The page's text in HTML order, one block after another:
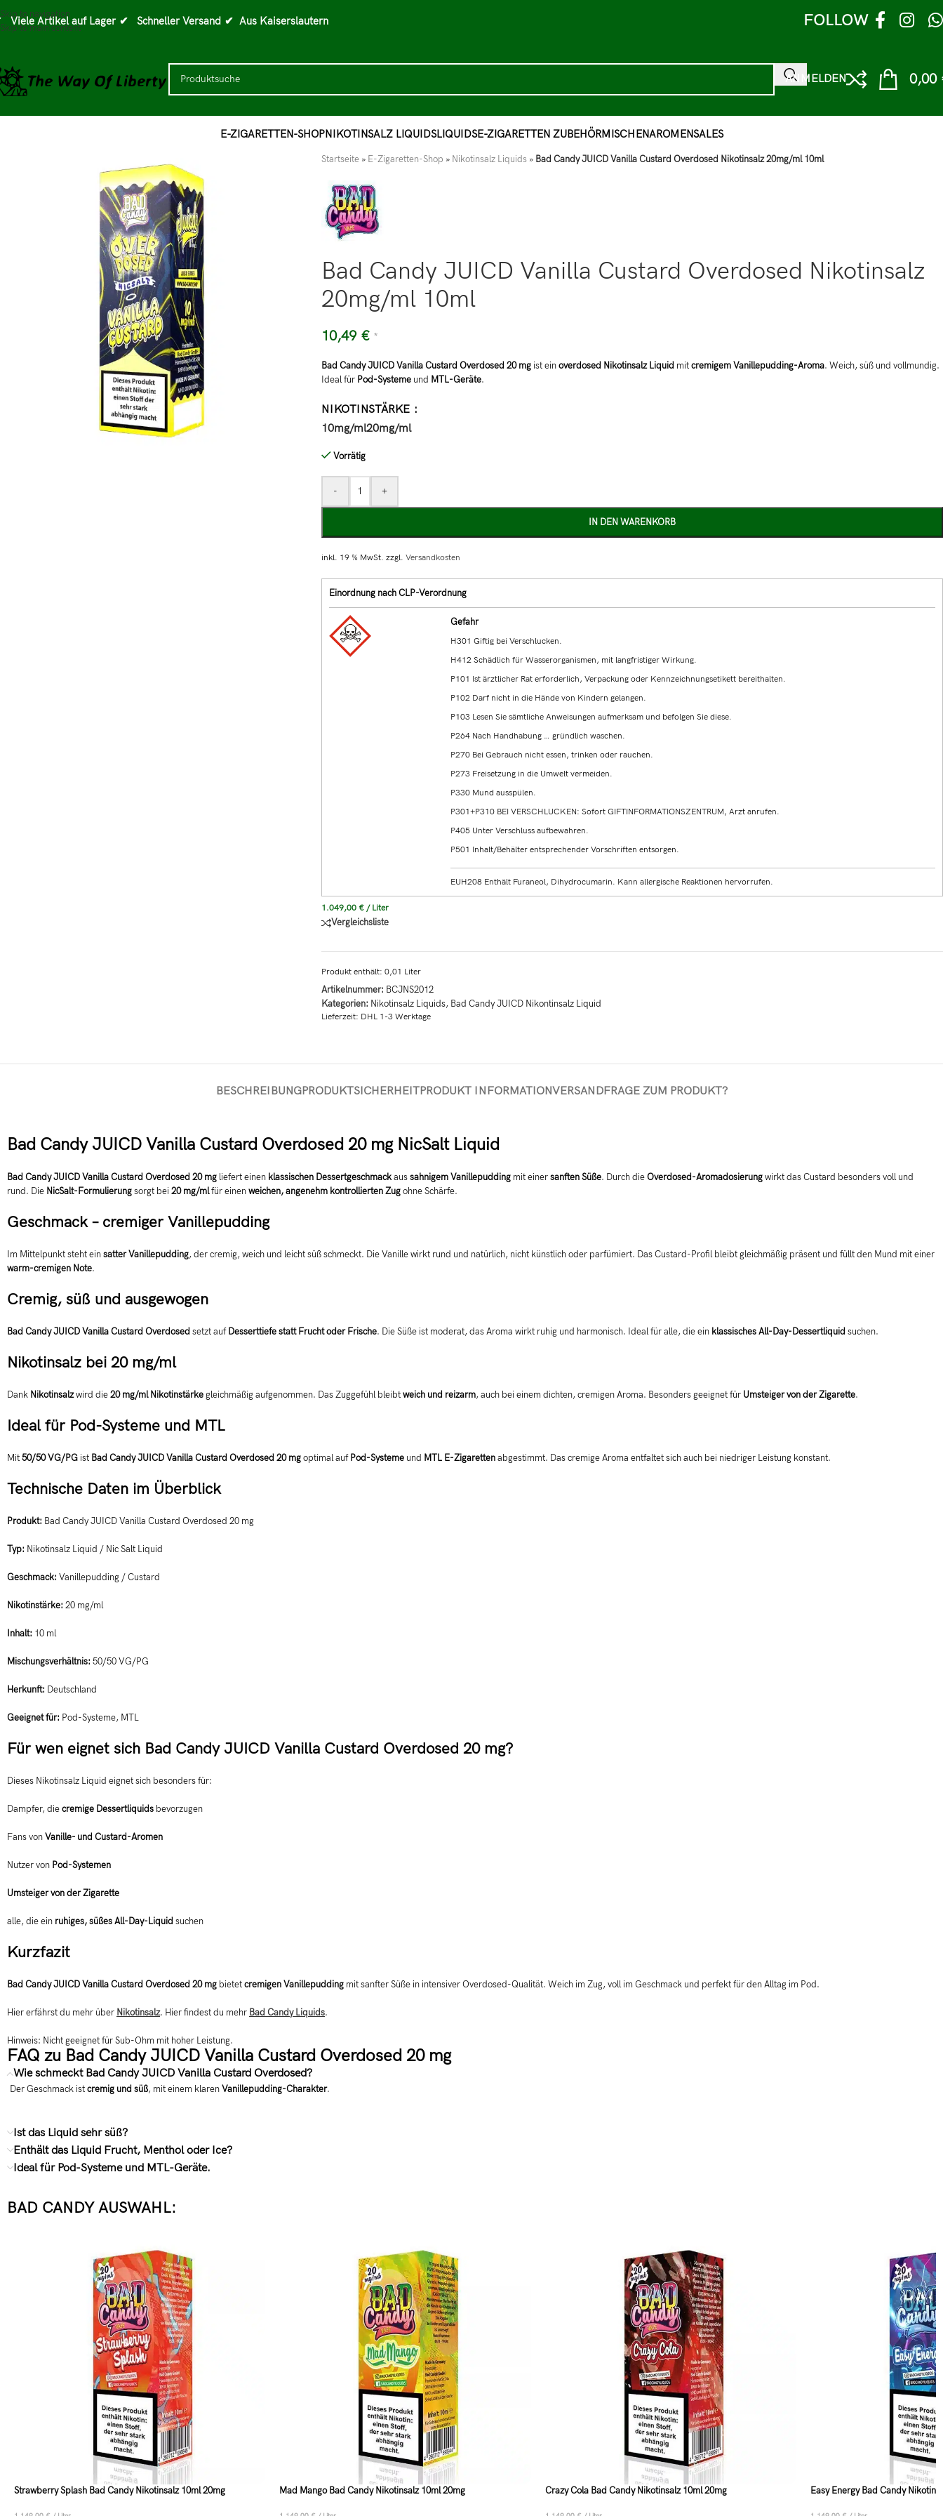
Skip to navigation
Skip to main content
Viele Artikel auf Lager ✔ Schneller Versand ✔ Aus Kaiserslautern FOLLOW
ANMELDEN 0,00
E-ZIGARETTEN-SHOPNIKOTINSALZ LIQUIDSLIQUIDSE-ZIGARETTEN ZUBEHÖRMISCHENAROMENSALES
Startseite » E-Zigaretten-Shop » Nikotinsalz Liquids » Bad Candy JUICD Vanilla Custard Overdosed Nikotinsalz 20mg/ml 10ml
Bad Candy JUICD Vanilla Custard Overdosed Nikotinsalz
20mg/ml 10ml
10,49 € *
Bad Candy JUICD Vanilla Custard Overdosed 20 mg ist einoverdosed Nikotinsalz Liquid mitcremigem Vanillepudding-Aroma. Weich, süß und vollmundig.
Ideal für Pod-Systeme und MTL-Geräte.
NIKOTINSTÄRKE
10mg/ml20mg/ml
Vorrätig
- +
IN DEN WARENKORB
inkl. 19 % MwSt. zzgl. Versandkosten
Einordnung nach CLP-Verordnung
Gefahr
H301 Giftig bei Verschlucken.
H412 Schädlich für Wasserorganismen, mit langfristiger Wirkung.
P101 Ist ärztlicher Rat erforderlich, Verpackung oder Kennzeichnungsetikett bereithalten.
P102 Darf nicht in die Hände von Kindern gelangen.
P103 Lesen Sie sämtliche Anweisungen aufmerksam und befolgen Sie diese.
P264 Nach Handhabung … gründlich waschen.
P270 Bei Gebrauch nicht essen, trinken oder rauchen.
P273 Freisetzung in die Umwelt vermeiden.
P330 Mund ausspülen.
P301+P310 BEI VERSCHLUCKEN: Sofort GIFTINFORMATIONSZENTRUM, Arzt anrufen.
P405 Unter Verschluss aufbewahren.
P501 Inhalt/Behälter entsprechender Vorschriften entsorgen.
EUH208 Enthält Furaneol, Dihydrocumarin. Kann allergische Reaktionen hervorrufen.
1.049,00 € / Liter
Vergleichsliste
Produkt enthält: 0,01 Liter
Artikelnummer: BCJNS2012
Kategorien: Nikotinsalz Liquids, Bad Candy JUICD Nikontinsalz Liquid
Lieferzeit: DHL 1-3 Werktage
BESCHREIBUNGPRODUKTSICHERHEITPRODUKT INFORMATIONVERSANDFRAGE ZUM PRODUKT?
Bad Candy JUICD Vanilla Custard Overdosed 20 mg NicSalt Liquid
Bad Candy JUICD Vanilla Custard Overdosed 20 mg liefert einen klassischen Dessertgeschmackaussahnigem Vanillepudding mit einersanften Süße. Durch dieOverdosed-Aromadosierungwirkt das Custard besonders voll und
rund. Die NicSalt-Formulierungsorgt bei 20 mg/mlfür einenweichen, angenehm kontrollierten Zugohne Schärfe.
Geschmack – cremiger Vanillepudding
Im Mittelpunkt steht einsatter Vanillepudding, der cremig, weich und leicht süß schmeckt. Die Vanille wirkt rund und natürlich, nicht künstlich oder parfümiert. Das Custard-Profil bleibt gleichmäßig präsent und füllt den Mund mit einer
warm-cremigen Note.
Cremig, süß und ausgewogen
Bad Candy JUICD Vanilla Custard Overdosed setzt aufDesserttiefe statt Frucht oder Frische. Die Süße ist moderat, das Aroma wirkt ruhig und harmonisch. Ideal für alle, die ein klassisches All-Day-Dessertliquid suchen.
Nikotinsalz bei 20 mg/ml
Dank Nikotinsalzwird die20 mg/ml Nikotinstärkegleichmäßig aufgenommen. Das Zuggefühl bleibtweich und reizarm, auch bei einem dichten, cremigen Aroma. Besonders geeignet für Umsteiger von der Zigarette.
Ideal für Pod-Systeme und MTL
Mit50/50 VG/PG ist Bad Candy JUICD Vanilla Custard Overdosed 20 mgoptimal aufPod-Systeme und MTL E-Zigarettenabgestimmt. Das cremige Aroma entfaltet sich auch bei niedriger Leistung konstant.
Technische Daten im Überblick
Produkt: Bad Candy JUICD Vanilla Custard Overdosed 20 mg
Typ: Nikotinsalz Liquid / Nic Salt Liquid
Geschmack: Vanillepudding / Custard
Nikotinstärke: 20 mg/ml
Inhalt: 10 ml
Mischungsverhältnis: 50/50 VG/PG
Herkunft: Deutschland
Geeignet für: Pod-Systeme, MTL
Für wen eignet sich Bad Candy JUICD Vanilla Custard Overdosed 20 mg?
Dieses Nikotinsalz Liquid eignet sich besonders für:
Dampfer, diecremige Dessertliquids bevorzugen
Fans vonVanille- und Custard-Aromen
Nutzer von Pod-Systemen
Umsteiger von der Zigarette
alle, die ein ruhiges, süßes All-Day-Liquid suchen
Kurzfazit
Bad Candy JUICD Vanilla Custard Overdosed 20 mg bietetcremigen Vanillepudding mit sanfter Süße in intensiver Overdosed-Qualität. Weich im Zug, voll im Geschmack und perfekt für den Alltag im Pod.
Hier erfährst du mehr über Nikotinsalz. Hier findest du mehr Bad Candy Liquids.
Hinweis: Nicht geeignet für Sub-Ohm mit hoher Leistung.
FAQ zu Bad Candy JUICD Vanilla Custard Overdosed 20 mg
Wie schmeckt Bad Candy JUICD Vanilla Custard Overdosed?
Der Geschmack istcremig und süß, mit einem klarenVanillepudding-Charakter.
Ist das Liquid sehr süß?
Enthält das Liquid Frucht, Menthol oder Ice?
Ideal für Pod-Systeme und MTL-Geräte.
BAD CANDY AUSWAHL:
Strawberry Splash Bad Candy Nikotinsalz 10ml 20mg Mad Mango Bad Candy Nikotinsalz 10ml 20mg Crazy Cola Bad Candy Nikotinsalz 10ml 20mg Easy Energy Bad Candy